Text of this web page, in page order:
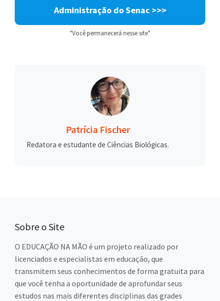
Administração do Senac >>>
*Você permanecerá nesse site*
Patrícia Fischer
Redatora e estudante de Ciências Biológicas.
Sobre o Site
O EDUCAÇÃO NA MÃO é um projeto realizado por
licenciados e especialistas em educação, que
transmitem seus conhecimentos de forma gratuita para
que você tenha a oportunidade de aprofundar seus
estudos nas mais diferentes disciplinas das grades